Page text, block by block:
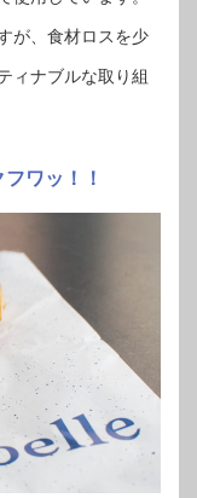
が、食材ロスを少
ィナブルな取り組
ワッ！！